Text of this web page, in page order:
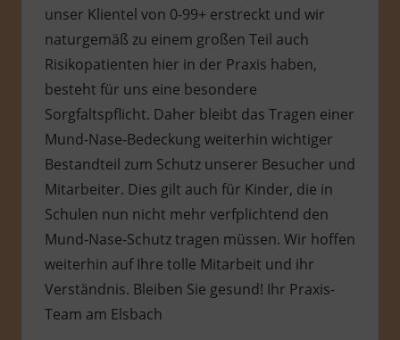
unser Klientel von 0-99+ erstreckt und wir
naturgemäß zu einem großen Teil auch
Risikopatienten hier in der Praxis haben,
besteht für uns eine besondere
Sorgfaltspflicht. Daher bleibt das Tragen einer
Mund-Nase-Bedeckung weiterhin wichtiger
Bestandteil zum Schutz unserer Besucher und
Mitarbeiter. Dies gilt auch für Kinder, die in
Schulen nun nicht mehr verfplichtend den
Mund-Nase-Schutz tragen müssen. Wir hoffen
weiterhin auf Ihre tolle Mitarbeit und ihr
Verständnis. Bleiben Sie gesund! Ihr Praxis-
Team am Elsbach